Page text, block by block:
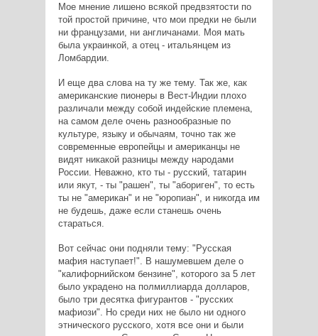
Мое мнение лишено всякой предвзятости по
той простой причине, что мои предки не были
ни французами, ни англичанами. Моя мать
была украинкой, а отец - итальянцем из
Ломбардии.
И еще два слова на ту же тему. Так же, как
американские пионеры в Вест-Индии плохо
различали между собой индейские племена,
на самом деле очень разнообразные по
культуре, языку и обычаям, точно так же
современные европейцы и американцы не
видят никакой разницы между народами
России. Неважно, кто ты - русский, татарин
или якут, - ты "рашен", ты "абориген", то есть
ты не "американ" и не "юропиан", и никогда им
не будешь, даже если станешь очень
стараться.
Вот сейчас они подняли тему: "Русская
мафия наступает!". В нашумевшем деле о
"калифорнийском бензине", которого за 5 лет
было украдено на полмиллиарда долларов,
было три десятка фигурантов - "русских
мафиози". Но среди них не было ни одного
этнического русского, хотя все они и были